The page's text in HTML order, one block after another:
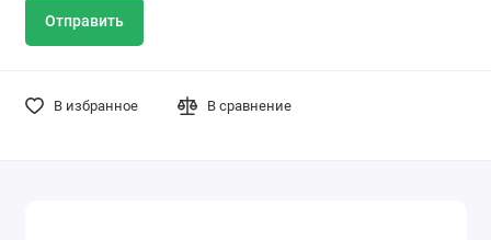
Отправить
В избранное В сравнение